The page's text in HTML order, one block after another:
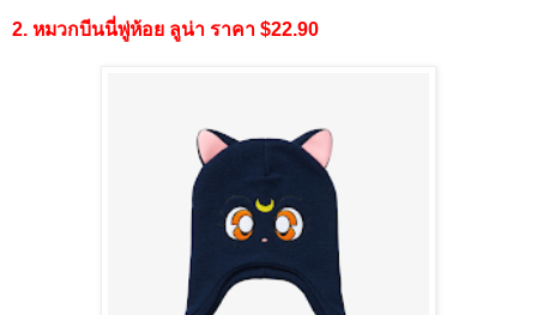
2. หมวกบีนนี่พู่ห้อย ลูน่า ราคา $22.90